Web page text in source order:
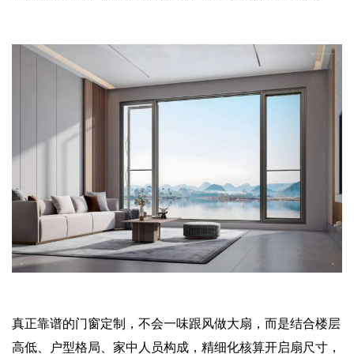
真正靠谱的门窗定制，不会一味跟风做大扇，而是结合楼层
高低、户型格局、家中人员构成，精细化核算开启扇尺寸，